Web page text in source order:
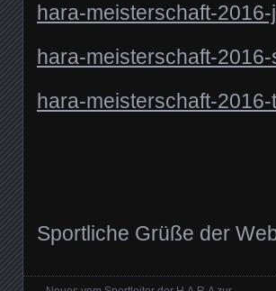
hara-meisterschaft-2016-
hara-meisterschaft-
hara-meisterschaft-
Sportliche Grüße der